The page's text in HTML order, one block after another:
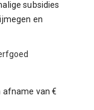
subsidies
en
afname van €